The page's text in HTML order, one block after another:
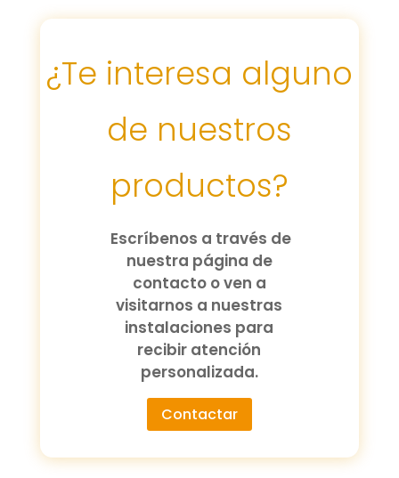
¿Te interesa alguno
de nuestros
productos?
Escríbenos a través de
nuestra página de
contacto o ven a
visitarnos a nuestras
instalaciones para
recibir atención
personalizada.
Contactar